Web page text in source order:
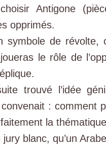
Antigone
opprimés.
symbole de révolte,
le rôle de
trouvé l’idée
: comment
la
blanc, qu’un